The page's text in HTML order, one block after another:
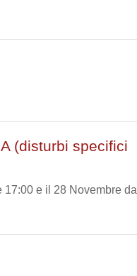
(disturbi specifici
e il 28 Novembre